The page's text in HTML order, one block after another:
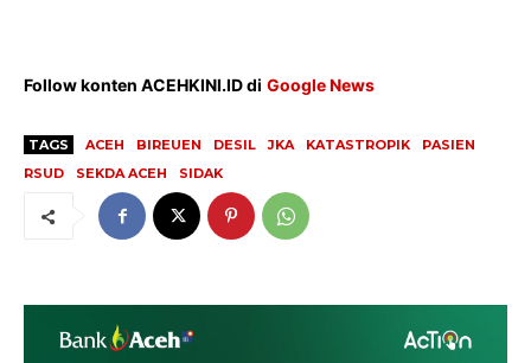
Olahraga
Teknologi
Tentang Kami
Redaksi
Follow konten ACEHKINI.ID di Google News
TAGS ACEH BIREUEN DESIL JKA KATASTROPIK
PASIEN
RSUD
SEKDA ACEH SIDAK